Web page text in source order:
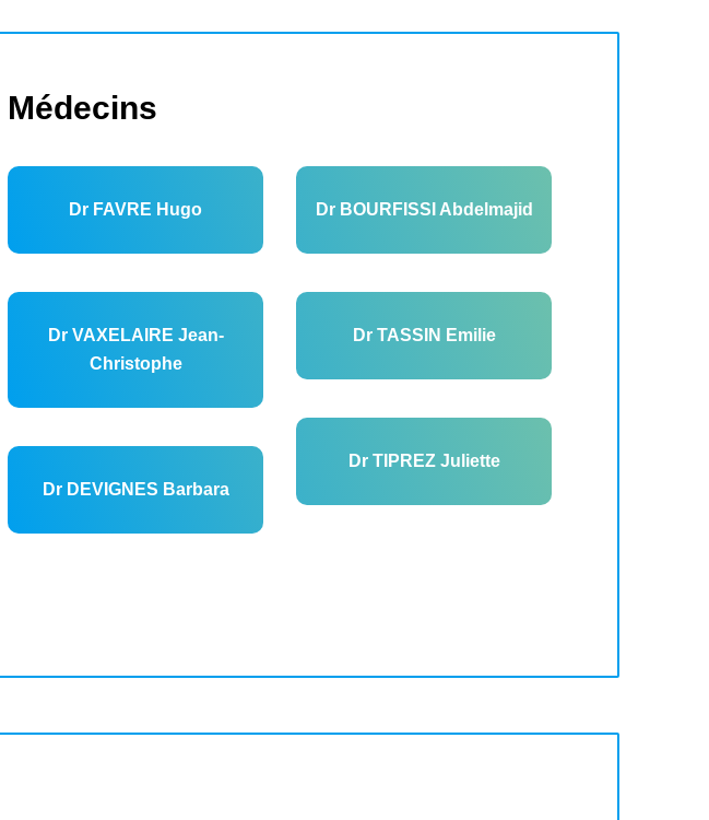
Médecins
Dr FAVRE Hugo
Dr VAXELAIRE Jean-
Christophe
Dr DEVIGNES Barbara
Dr BOURFISSI Abdelmajid
Dr TASSIN Emilie
Dr TIPREZ Juliette